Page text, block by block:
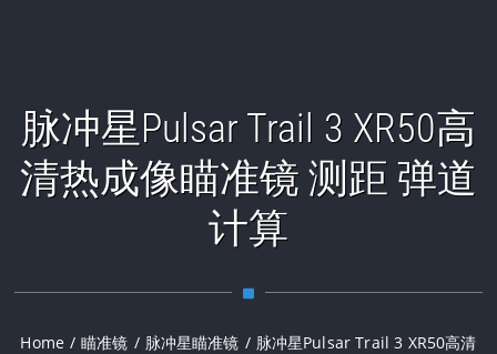
脉冲星Pulsar Trail 3 XR50高
清热成像瞄准镜 测距 弹道
计算
Home / 瞄准镜 / 脉冲星瞄准镜 / 脉冲星Pulsar Trail 3 XR50高清